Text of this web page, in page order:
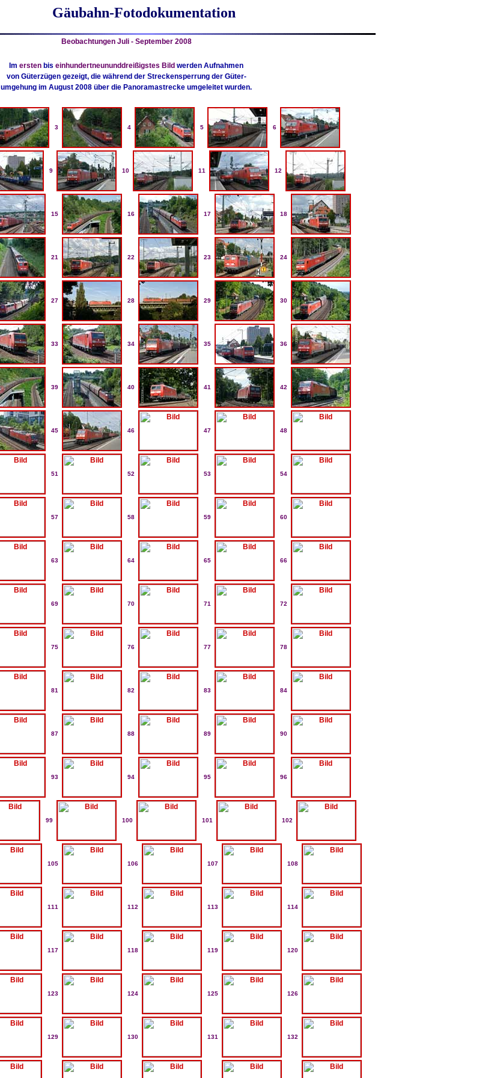
Gäubahn-Fotodokumentation
Beobachtungen Juli - September 2008
Imersten biseinhundertneununddreißigstes Bild werden Aufnahmen
von Güterzügen gezeigt, die während der Streckensperrung der Güter-
umgehung im August 2008 über die Panoramastrecke umgeleitet wurden.
3 4 5 6
9 10 11 12
15 16 17 18
21 22 23 24
27 28 29 30
33 34 35 36
39 40 41 42
45 46 47 48
51 52 53 54
57 58 59 60
63 64 65 66
69 70 71 72
75 76 77 78
81 82 83 84
87 88 89 90
93 94 95 96
99 100 101 102
105 106 107 108
111 112 113 114
117 118 119 120
123 124 125 126
129 130 131 132